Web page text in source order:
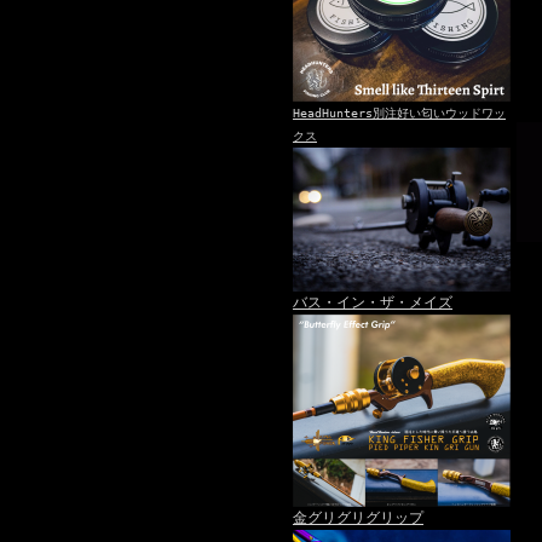
HeadHunters別注好い匂いウッドワッ
クス
バス・イン・ザ・メイズ
金グリグリグリップ